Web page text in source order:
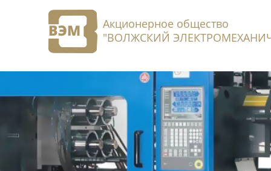
Акционерное общество
"ВОЛЖСКИЙ